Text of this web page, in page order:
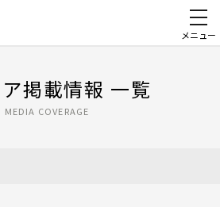
メニュー
掲載情報 一覧
MEDIA COVERAGE